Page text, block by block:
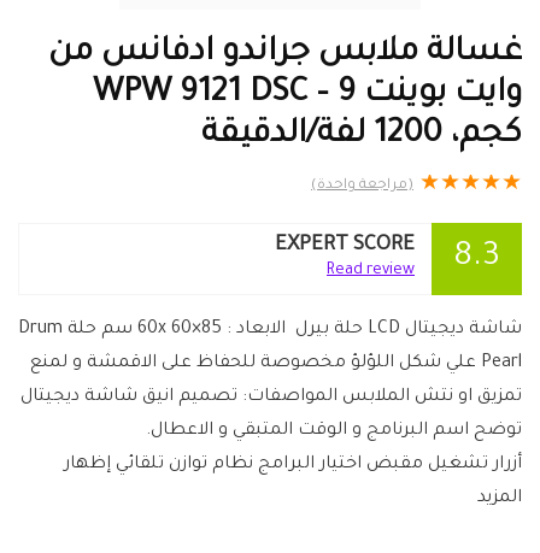
غسالة ملابس جراندو ادفانس من
وايت بوينت WPW 9121 DSC – 9
كجم، 1200 لفة/الدقيقة
★
★
★
★
★ (مراجعة واحدة)
8.3
EXPERT SCORE
Read review
شاشة ديجيتال LCD حلة بيرل الابعاد : 60x 60×85 سم حلة Drum
Pearl علي شكل اللؤلؤ مخصوصة للحفاظ على الاقمشة و لمنع
تمزيق او نتش الملابس المواصفات: تصميم انيق شاشة ديجيتال
توضح اسم البرنامج و الوقت المتبقي و الاعطال.
أزرار تشغيل مقبض اختيار البرامج نظام توازن تلقائي إظهار
المزيد